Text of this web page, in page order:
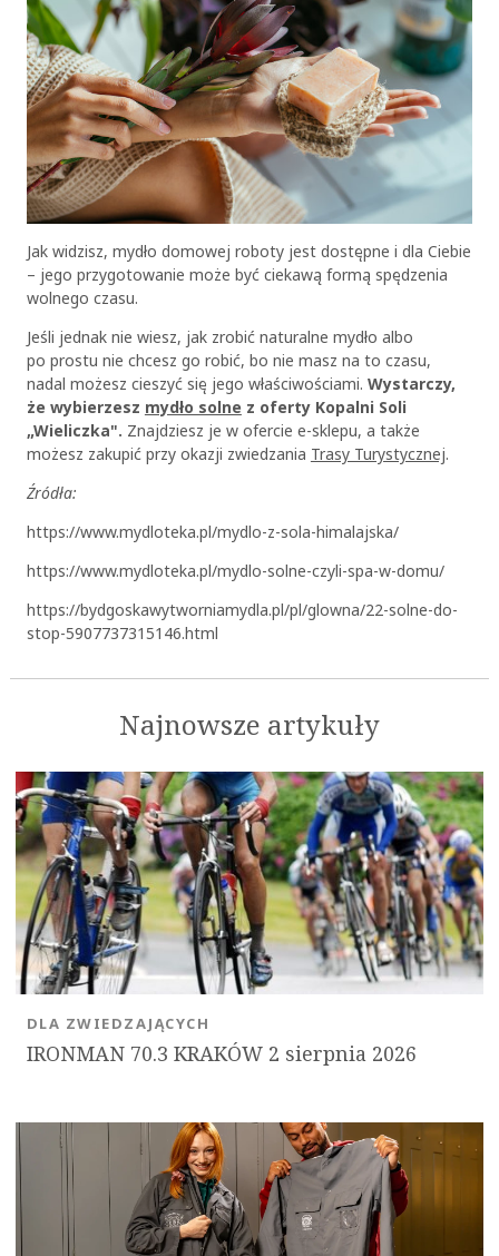
Jak widzisz, mydło domowej roboty jest dostępne i dla Ciebie
– jego przygotowanie może być ciekawą formą spędzenia
wolnego czasu.
Jeśli jednak nie wiesz, jak zrobić naturalne mydło albo
po prostu nie chcesz go robić, bo nie masz na to czasu,
nadal możesz cieszyć się jego właściwościami. Wystarczy,
że wybierzesz mydło solne z oferty Kopalni Soli
„Wieliczka". Znajdziesz je w ofercie e-sklepu, a także
możesz zakupić przy okazji zwiedzania Trasy Turystycznej.
Źródła:
https://www.mydloteka.pl/mydlo-z-sola-himalajska/
https://www.mydloteka.pl/mydlo-solne-czyli-spa-w-domu/
https://bydgoskawytworniamydla.pl/pl/glowna/22-solne-do-
stop-5907737315146.html
Najnowsze artykuły
IRONMAN 70.3 KRAKÓW 2 sierpnia 2026
DLA ZWIEDZAJĄCYCH